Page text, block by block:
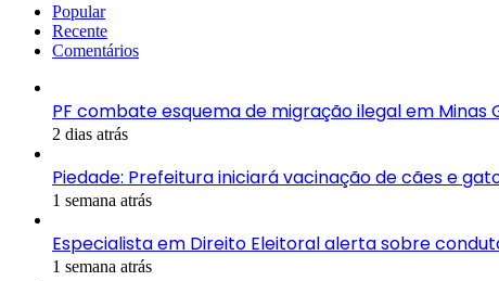
Popular
Recente
Comentários
PF combate esquema de migração ilegal em
2 dias atrás
Piedade: Prefeitura iniciará vacinação de cães e
1 semana atrás
Especialista em Direito Eleitoral alerta sobre
1 semana atrás